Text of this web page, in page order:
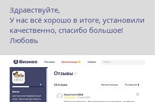
Здравствуйте,
У нас всё хорошо в итоге, установили
качественно, спасибо большое!
Любовь